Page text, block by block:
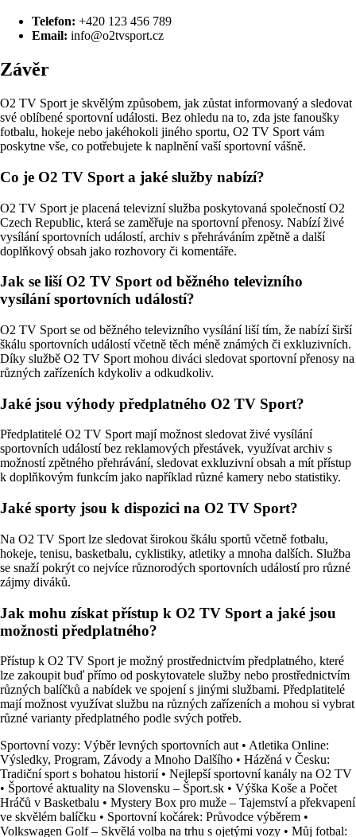
Telefon: +420 123 456 789
Email: info@o2tvsport.cz
Závěr
O2 TV Sport je skvělým způsobem, jak zůstat informovaný a sledovat
své oblíbené sportovní události. Bez ohledu na to, zda jste fanoušky
fotbalu, hokeje nebo jakéhokoli jiného sportu, O2 TV Sport vám
poskytne vše, co potřebujete k naplnění vaší sportovní vášně.
Co je O2 TV Sport a jaké služby nabízí?
O2 TV Sport je placená televizní služba poskytovaná společností O2
Czech Republic, která se zaměřuje na sportovní přenosy. Nabízí živé
vysílání sportovních událostí, archiv s přehráváním zpětně a další
doplňkový obsah jako rozhovory či komentáře.
Jak se liší O2 TV Sport od běžného televizního
vysílání sportovních událostí?
O2 TV Sport se od běžného televizního vysílání liší tím, že nabízí širší
škálu sportovních událostí včetně těch méně známých či exkluzivních.
Díky službě O2 TV Sport mohou diváci sledovat sportovní přenosy na
různých zařízeních kdykoliv a odkudkoliv.
Jaké jsou výhody předplatného O2 TV Sport?
Předplatitelé O2 TV Sport mají možnost sledovat živé vysílání
sportovních událostí bez reklamových přestávek, využívat archiv s
možností zpětného přehrávání, sledovat exkluzivní obsah a mít přístup
k doplňkovým funkcím jako například různé kamery nebo statistiky.
Jaké sporty jsou k dispozici na O2 TV Sport?
Na O2 TV Sport lze sledovat širokou škálu sportů včetně fotbalu,
hokeje, tenisu, basketbalu, cyklistiky, atletiky a mnoha dalších. Služba
se snaží pokrýt co nejvíce různorodých sportovních událostí pro různé
zájmy diváků.
Jak mohu získat přístup k O2 TV Sport a jaké jsou
možnosti předplatného?
Přístup k O2 TV Sport je možný prostřednictvím předplatného, které
lze zakoupit buď přímo od poskytovatele služby nebo prostřednictvím
různých balíčků a nabídek ve spojení s jinými službami. Předplatitelé
mají možnost využívat službu na různých zařízeních a mohou si vybrat
různé varianty předplatného podle svých potřeb.
Sportovní vozy: Výběr levných sportovních aut • Atletika Online:
Výsledky, Program, Závody a Mnoho Dalšího • Házěná v Česku:
Tradiční sport s bohatou historií• Nejlepší sportovní kanály na O2 TV
• Športové aktuality na Slovensku – Šport.sk • Výška Koše a Počet
Hráčů v Basketbalu • Mystery Box pro muže – Tajemství a překvapení
ve skvělém balíčku • Sportovní kočárek: Průvodce výběrem •
Volkswagen Golf – Skvělá volba na trhu s ojetými vozy • Můj fotbal: